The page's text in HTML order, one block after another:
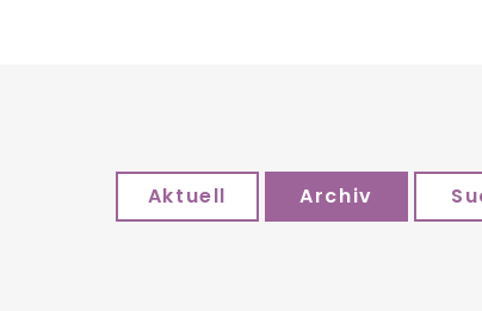
Aktuell Archiv